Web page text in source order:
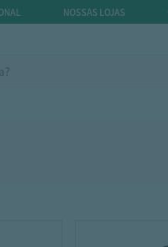
NOSSAS LOJAS